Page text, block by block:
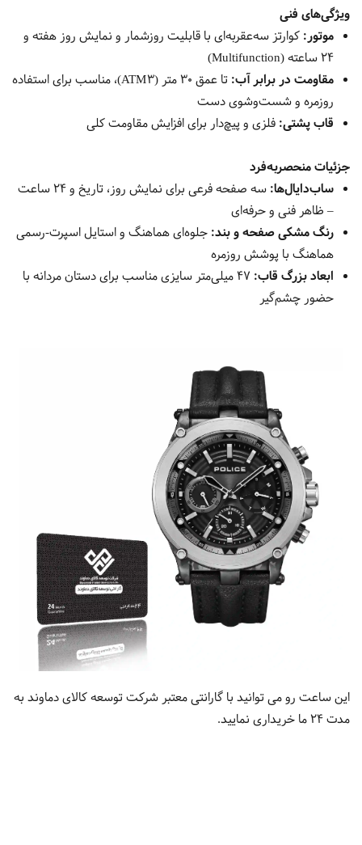
ویژگی‌های فنی
موتور: کوارتز سه‌عقربه‌ای با قابلیت روزشمار و نمایش روز هفته و
24 ساعته (Multifunction)
مقاومت در برابر آب:
تا عمق 30 متر (3 ATM)، مناسب برای استفاده
روزمره و شست‌وشوی دست
قاب پشتی: فلزی و پیچ‌دار برای افزایش مقاومت کلی
جزئیات منحصربه‌فرد
ساب‌دایال‌ها:
سه صفحه فرعی برای نمایش روز، تاریخ و 24 ساعت
– ظاهر فنی و حرفه‌ای
رنگ مشکی صفحه و بند: جلوه‌ای هماهنگ و استایل اسپرت-رسمی
هماهنگ با پوشش روزمره
ابعاد بزرگ قاب:
47 میلی‌متر سایزی مناسب برای دستان مردانه با
حضور چشم‌گیر
این ساعت رو می توانید با گارانتی معتبر شرکت توسعه کالای دماوند به
مدت 24 ما خریداری نمایید.